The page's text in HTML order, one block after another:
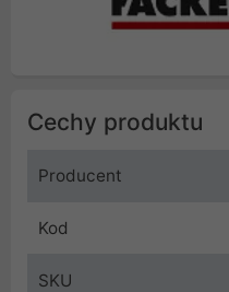
Cechy produktu
Producent
Kod
SKU